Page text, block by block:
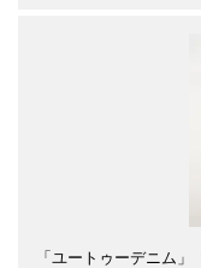
「ユートゥーデニム